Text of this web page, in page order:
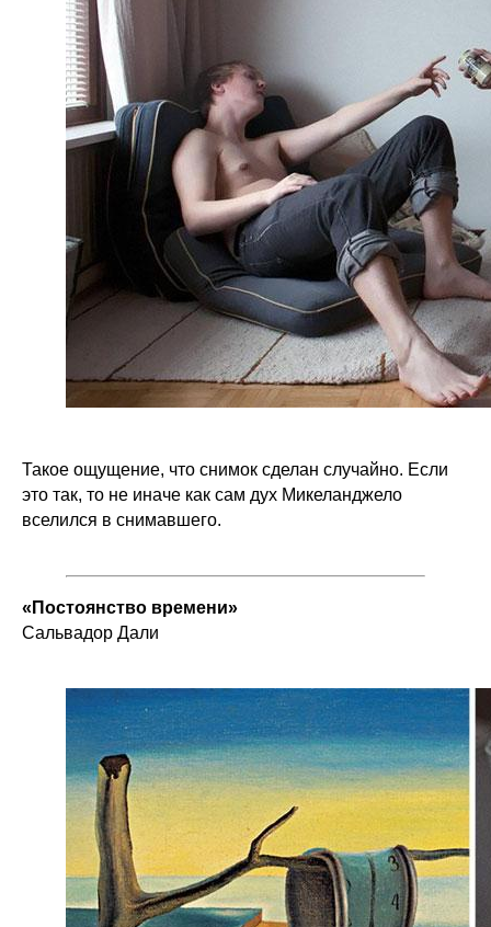
Такое ощущение, что снимок сделан случайно. Если
это так, то не иначе как сам дух Микеланджело
вселился в снимавшего.
«Постоянство времени»
Сальвадор Дали